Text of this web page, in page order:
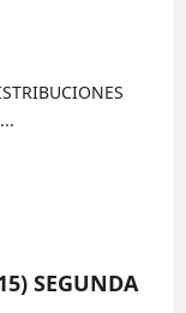
SEGUNDA